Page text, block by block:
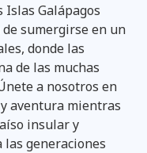
Islas Galápagos
sumergirse en un
donde las
de las muchas
a nosotros en
aventura mientras
insular y
generaciones